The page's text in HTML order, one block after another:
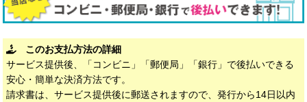
このお支払方法の詳細
サービス提供後、「コンビニ」「郵便局」「銀行」で後払いできる
安心・簡単な決済方法です。
請求書は、サービス提供後に郵送されますので、発行から14日以内